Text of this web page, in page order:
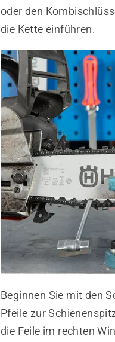
oder den
die Kette einführen.
Beginnen Sie mit den
Pfeile zur
die Feile im rechten